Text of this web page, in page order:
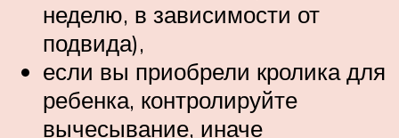
неделю, в зависимости от
подвида),
если вы приобрели кролика для
ребенка, контролируйте
вычесывание, иначе